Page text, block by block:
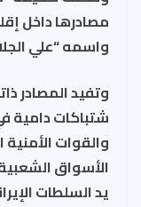
مصادرها داخل
واسمه “علي
وتفيد المصادر
شتباكات دامية
والقوات الأمنية
الأسواق
يد السلطات